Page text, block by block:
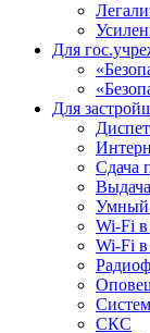
Для
Для
Сдача
Умный
Wi-Fi
Wi-Fi в
СКС